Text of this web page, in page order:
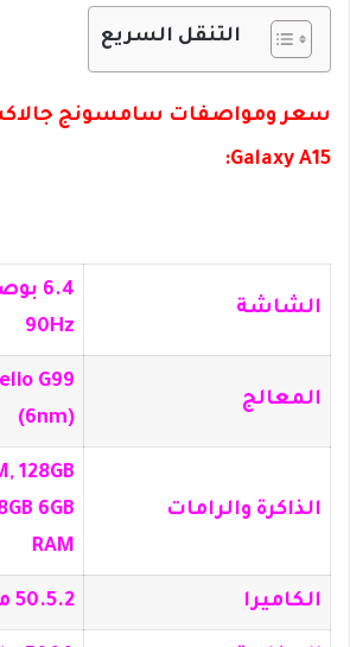
التنقل السريع
Galaxy A15:
الشاشة
90Hz
المعالج
G99
(6nm)
الذاكرة والرامات
128GB
6GB
RAM
الكاميرا 50.5.2 ميجا بيكسل